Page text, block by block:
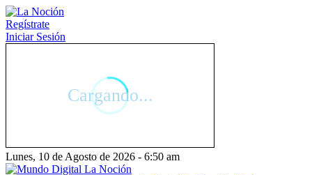
Regístrate
Iniciar Sesión
Lunes, 10 de Agosto de 2026 - 6:50 am